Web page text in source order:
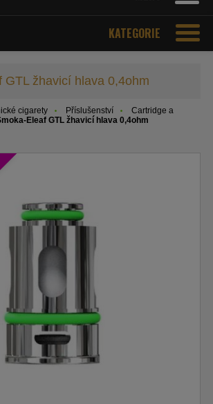
KATEGORIE
GTL žhavicí hlava 0,4ohm
cigarety Příslušenství
Cartridge a
Eleaf GTL žhavicí hlava 0,4ohm